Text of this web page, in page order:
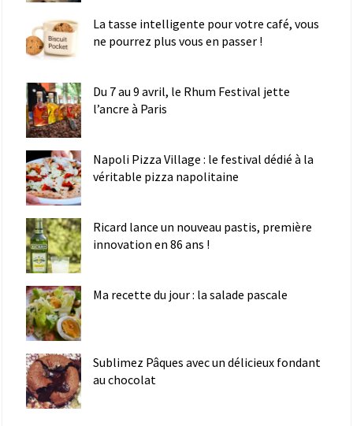
La tasse intelligente pour votre café, vous
ne pourrez plus vous en passer !
Du 7 au 9 avril, le Rhum Festival jette
l’ancre à Paris
Napoli Pizza Village : le festival dédié à la
véritable pizza napolitaine
Ricard lance un nouveau pastis, première
innovation en 86 ans !
Ma recette du jour : la salade pascale
Sublimez Pâques avec un délicieux fondant
au chocolat